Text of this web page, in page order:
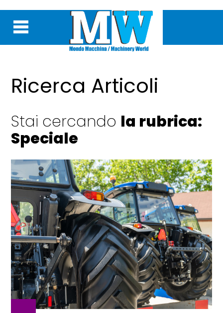
Ricerca Articoli
Stai cercando la rubrica:
Speciale